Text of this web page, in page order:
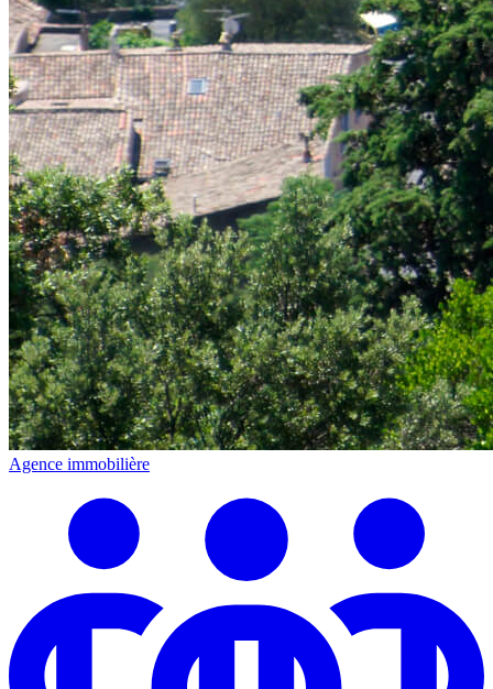
Agence immobilière